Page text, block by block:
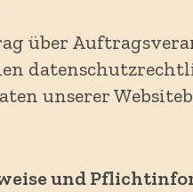
über
unserer
und